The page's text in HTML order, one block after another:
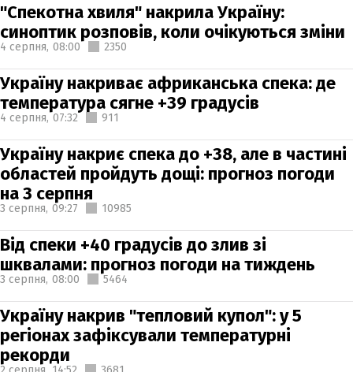
"Спекотна хвиля" накрила Україну:
синоптик розповів, коли очікуються зміни
4 серпня, 08:00 2350
Україну накриває африканська спека: де
температура сягне +39 градусів
4 серпня, 07:32 911
Україну накриє спека до +38, але в частині
областей пройдуть дощі: прогноз погоди
на 3 серпня
3 серпня, 09:27 10985
Від спеки +40 градусів до злив зі
шквалами: прогноз погоди на тиждень
3 серпня, 08:00 5464
Україну накрив "тепловий купол": у 5
регіонах зафіксували температурні
рекорди